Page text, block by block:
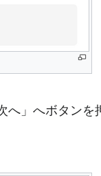
へ」へボタンを